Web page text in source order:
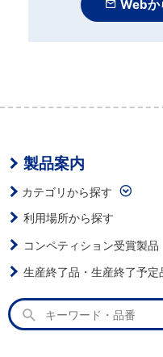
Webか
製品案内
カテゴリから探す
利用場所から探す
コンペティション受賞製品
生産終了品・生産終了予定